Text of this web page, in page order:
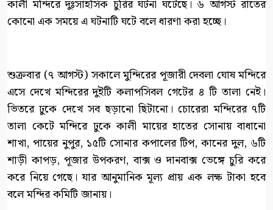
কালী মন্দিরে দুঃসাহসিক চুরির ঘটনা ঘটেছে। ৬ আগস্ট রাতের
কোনো এক সময়ে এ ঘটনাটি ঘটে বলে ধারণা করা হচ্ছে।
শুক্রবার (৭ আগস্ট) সকালে মুন্দিরের পূজারী দেবলা ঘোষ মন্দিরে
এসে দেখে মন্দিরের দুইটি কলাপসিবল গেটের ৪ টি তালা নেই।
ভিতরে ঢুকে দেখে সব ছড়ানো ছিটানো। চোরেরা মন্দিরের ৭টি
তালা কেটে মন্দিরে ঢুকে কালী মায়ের হাতের সোনায় বাধানো
শাখা, পায়ের নুপুর, ১৫টি সোনার কপালের টিপ, কানের দুল, ৬টি
শাড়ী কাপড়, পূজার উপকরণ, বাক্স ও দানবাক্স ভেঙ্গে চুরি করে
করে নিয়ে গেছে। যার আনুমানিক মূল্য প্রায় এক লক্ষ টাকা হবে
বলে মন্দির কমিটি জানায়।